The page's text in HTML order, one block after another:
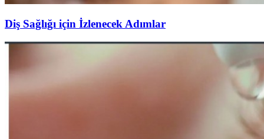
Diş Sağlığı için İzlenecek Adımlar